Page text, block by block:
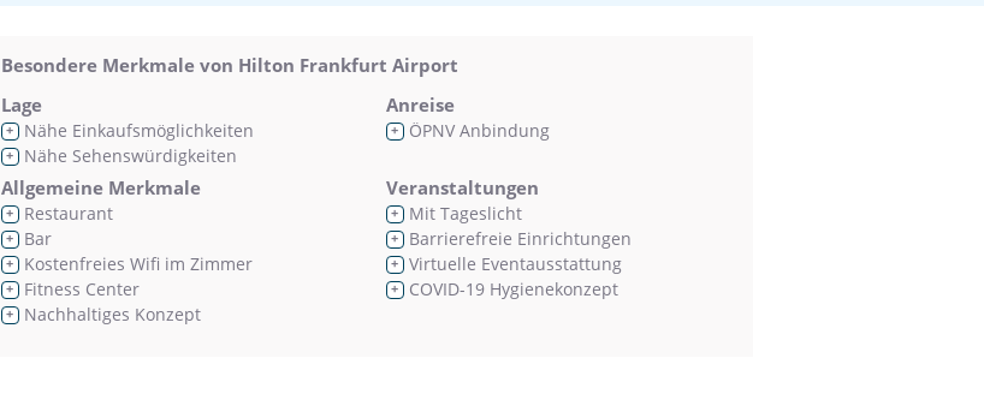
Besondere Merkmale von Hilton Frankfurt Airport
Lage
+ Nähe Einkaufsmöglichkeiten
+ Nähe Sehenswürdigkeiten
Anreise
+ ÖPNV Anbindung
Allgemeine Merkmale
+ Restaurant
+ Bar
+ Kostenfreies Wifi im Zimmer
+ Fitness Center
+ Nachhaltiges Konzept
Veranstaltungen
+ Mit Tageslicht
+ Barrierefreie Einrichtungen
+ Virtuelle Eventausstattung
+ COVID-19 Hygienekonzept